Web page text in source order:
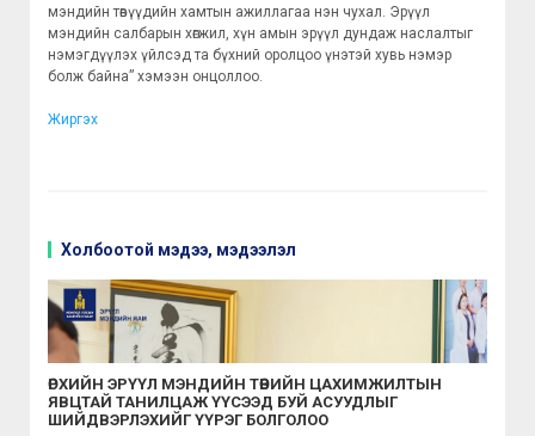
мэндийн төвүүдийн хамтын ажиллагаа нэн чухал. Эрүүл
мэндийн салбарын хөгжил, хүн амын эрүүл дундаж наслалтыг
нэмэгдүүлэх үйлсэд та бүхний оролцоо үнэтэй хувь нэмэр
болж байна” хэмээн онцоллоо.
Жиргэх
Холбоотой мэдээ, мэдээлэл
ӨРХИЙН ЭРҮҮЛ МЭНДИЙН ТӨВИЙН ЦАХИМЖИЛТЫН
ЯВЦТАЙ ТАНИЛЦАЖ ҮҮСЭЭД БУЙ АСУУДЛЫГ
ШИЙДВЭРЛЭХИЙГ ҮҮРЭГ БОЛГОЛОО